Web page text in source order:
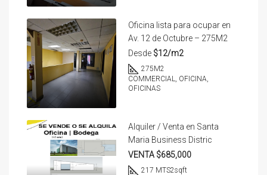
Oficina lista para ocupar en
Av. 12 de Octubre – 275M2
Desde $12/m2
275M2
COMMERCIAL, OFICINA,
OFICINAS
Alquiler / Venta en Santa
Maria Business Distric
VENTA $685,000
217 MTS2sqft